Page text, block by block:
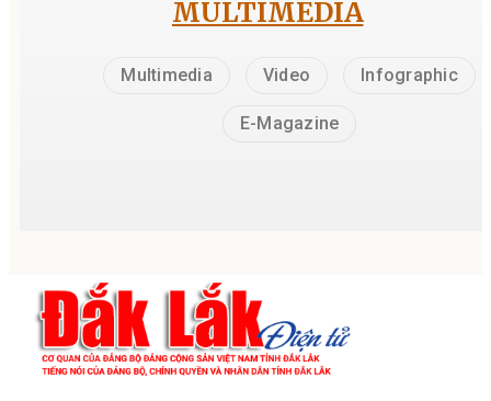
MULTIMEDIA
Multimedia Video Infographic
E-Magazine